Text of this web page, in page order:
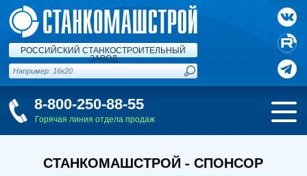
РОССИЙСКИЙ СТАНКОСТРОИТЕЛЬНЫЙ
ЗАВОД
8-800-250-88-55
Горячая линия отдела продаж
СТАНКОМАШСТРОЙ - СПОНСОР